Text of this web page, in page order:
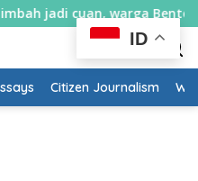
warga Bentek belajar
Citizen Journalism
ID